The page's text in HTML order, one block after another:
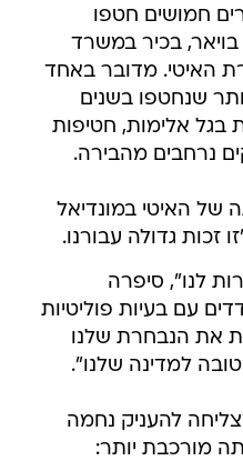
חמושים חטפו
בכיר במשרד
האיטי. מדובר באחד
שנחטפו בשנים
בגל אלימות, חטיפות
נרחבים מהבירה.
האיטי במונדיאל
גדולה עבורנו.
לנו", סיפרה
עם בעיות פוליטיות
את הנבחרת שלנו
למדינה שלנו".
להעניק נחמה
מורכבת יותר: